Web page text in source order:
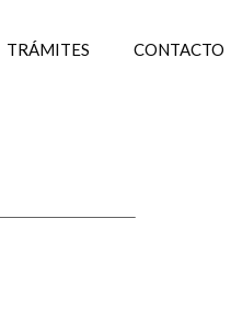
TRÁMITES CONTACTO